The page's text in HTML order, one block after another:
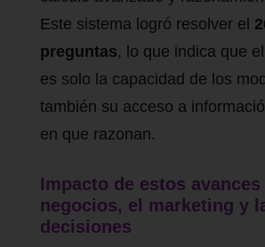
Este sistema logró resolver el
preguntas, lo que indica que
es solo la capacidad de los
también su acceso a
en que razonan.
Impacto de estos
negocios, el marketing y
decisiones